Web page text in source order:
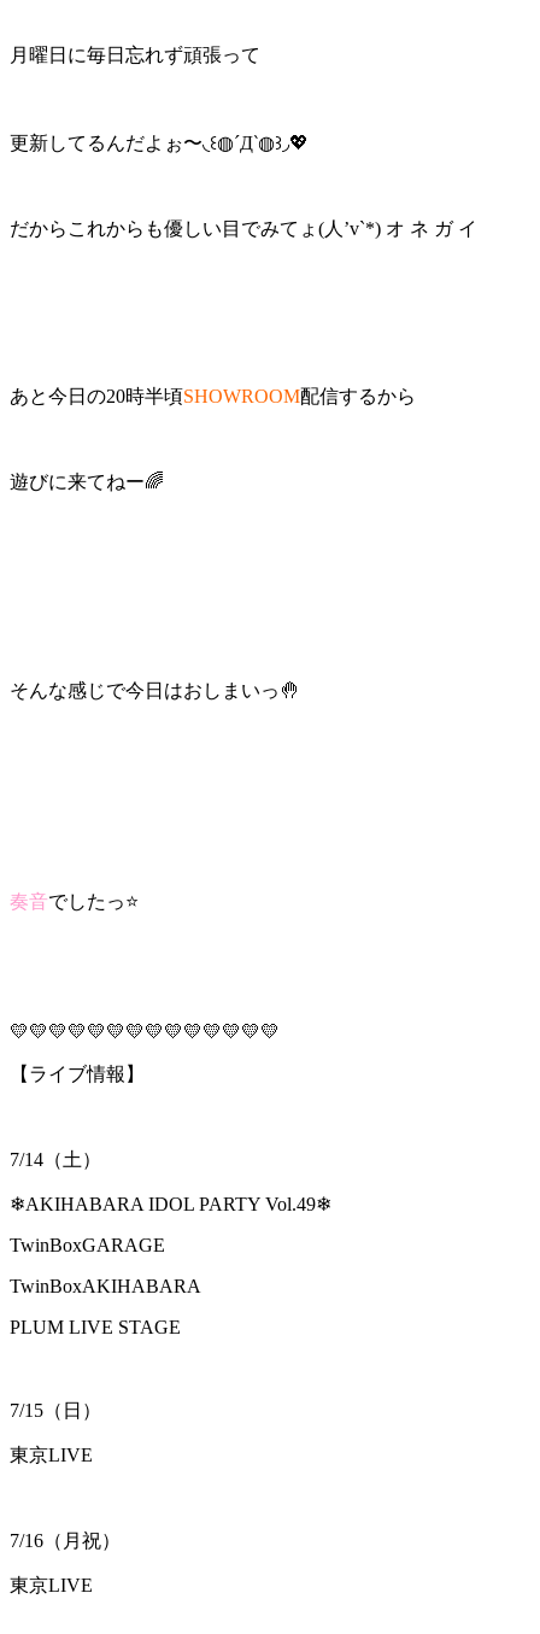
月曜日に毎日忘れず頑張って
更新してるんだよぉ〜◟꒰◍´Д‵◍꒱◞💖
だからこれからも優しい目でみてょ(人’v`*) オ ネ ガ イ
あと今日の20時半頃SHOWROOM配信するから
遊びに来てねー🌈
そんな感じで今日はおしまいっ🤚
奏音でしたっ⭐
💛💛💛💛💛💛💛💛💛💛💛💛💛💛
【ライブ情報】
7/14（土）
❄AKIHABARA IDOL PARTY Vol.49❄
TwinBoxGARAGE
TwinBoxAKIHABARA
PLUM LIVE STAGE
7/15（日）
東京LIVE
7/16（月祝）
東京LIVE